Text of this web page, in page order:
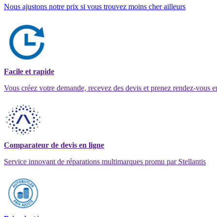
Nous ajustons notre prix si vous trouvez moins cher ailleurs
Facile et rapide
Vous créez votre demande, recevez des devis et prenez rendez-vous
Comparateur de devis en ligne
Service innovant de réparations multimarques promu par Stellantis